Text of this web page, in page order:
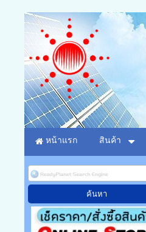
หน้าแรก สินค้า